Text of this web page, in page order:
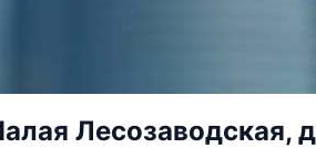
Лесозаводская, д